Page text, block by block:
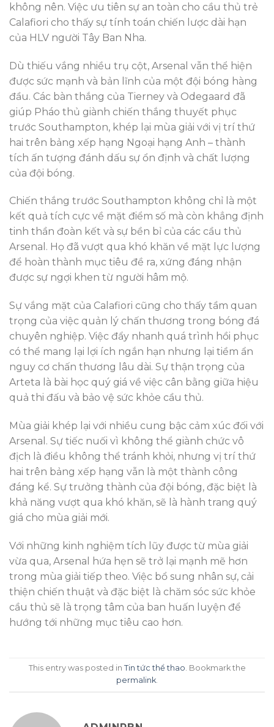
không nên. Việc ưu tiên sự an toàn cho cầu thủ trẻ
Calafiori cho thấy sự tính toán chiến lược dài hạn
của HLV người Tây Ban Nha.
Dù thiếu vắng nhiều trụ cột, Arsenal vẫn thể hiện
được sức mạnh và bản lĩnh của một đội bóng hàng
đầu. Các bàn thắng của Tierney và Odegaard đã
giúp Pháo thủ giành chiến thắng thuyết phục
trước Southampton, khép lại mùa giải với vị trí thứ
hai trên bảng xếp hạng Ngoại hạng Anh – thành
tích ấn tượng đánh dấu sự ổn định và chất lượng
của đội bóng.
Chiến thắng trước Southampton không chỉ là một
kết quả tích cực về mặt điểm số mà còn khẳng định
tinh thần đoàn kết và sự bền bỉ của các cầu thủ
Arsenal. Họ đã vượt qua khó khăn về mặt lực lượng
để hoàn thành mục tiêu đề ra, xứng đáng nhận
được sự ngợi khen từ người hâm mộ.
Sự vắng mặt của Calafiori cũng cho thấy tầm quan
trọng của việc quản lý chấn thương trong bóng đá
chuyên nghiệp. Việc đẩy nhanh quá trình hồi phục
có thể mang lại lợi ích ngắn hạn nhưng lại tiềm ẩn
nguy cơ chấn thương lâu dài. Sự thận trọng của
Arteta là bài học quý giá về việc cân bằng giữa hiệu
quả thi đấu và bảo vệ sức khỏe cầu thủ.
Mùa giải khép lại với nhiều cung bậc cảm xúc đối với
Arsenal. Sự tiếc nuối vì không thể giành chức vô
địch là điều không thể tránh khỏi, nhưng vị trí thứ
hai trên bảng xếp hạng vẫn là một thành công
đáng kể. Sự trưởng thành của đội bóng, đặc biệt là
khả năng vượt qua khó khăn, sẽ là hành trang quý
giá cho mùa giải mới.
Với những kinh nghiệm tích lũy được từ mùa giải
vừa qua, Arsenal hứa hẹn sẽ trở lại mạnh mẽ hơn
trong mùa giải tiếp theo. Việc bổ sung nhân sự, cải
thiện chiến thuật và đặc biệt là chăm sóc sức khỏe
cầu thủ sẽ là trọng tâm của ban huấn luyện để
hướng tới những mục tiêu cao hơn.
This entry was posted in Tin tức thể thao . Bookmark the
permalink